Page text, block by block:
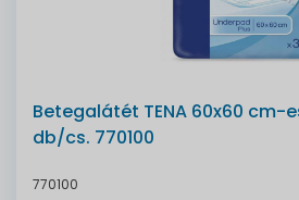
Betegalátét TENA 60x60 cm-
db/cs. 770100
770100